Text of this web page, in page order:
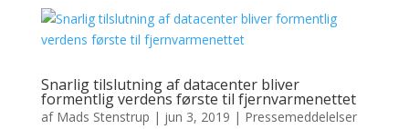
Snarlig tilslutning af datacenter bliver
formentlig verdens første til fjernvarmenettet
af Mads Stenstrup | jun 3, 2019 | Pressemeddelelser